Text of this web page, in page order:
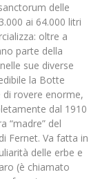
delle
ai 64.000 litri
oltre a
parte della
sue diverse
la Botte
rovere enorme,
dal 1910
“madre” del
Fernet. Va fatta in
delle erbe e
(è chiamato